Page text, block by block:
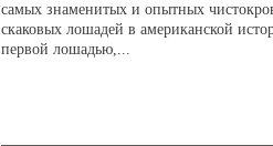
самых знаменитых и опытных
скаковых лошадей в американской
первой лошадью,...